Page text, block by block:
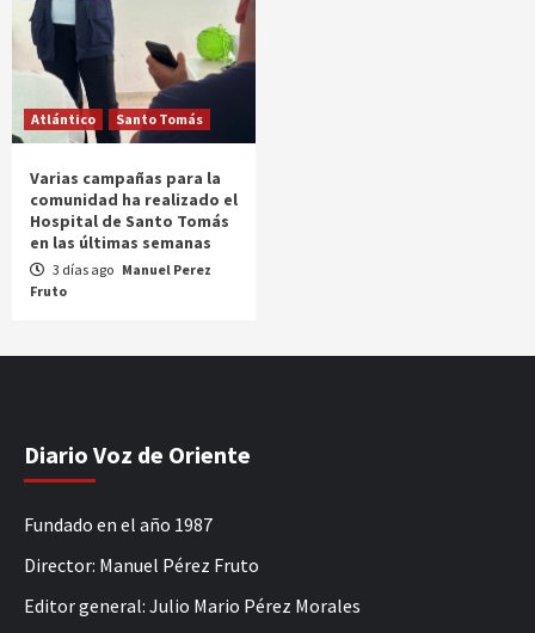
Atlántico Santo Tomás
Varias campañas para la
comunidad ha realizado el
Hospital de Santo Tomás
en las últimas semanas
3 días ago Manuel Perez
Fruto
Diario Voz de Oriente
Fundado en el año 1987
Director: Manuel Pérez Fruto
Editor general: Julio Mario Pérez Morales